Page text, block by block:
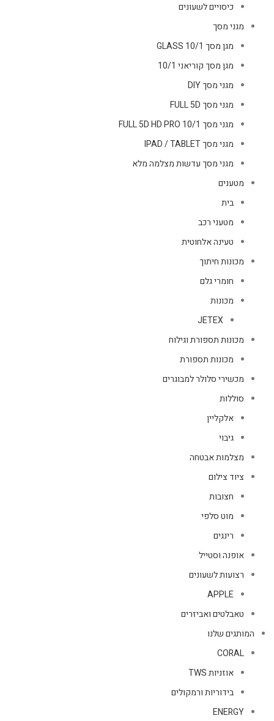
כיסויים לשעונים
מגני מסך
מגן מסך GLASS 10/1
מגן מסך קוריאני 10/1
מגני מסך DIY
מגני מסך FULL 5D
מגני מסך FULL 5D HD PRO 10/1
מגני מסך IPAD / TABLET
מגני מסך עדשות מצלמה מלא
מטענים
בית
מטעני רכב
טעינה אלחוטית
מכונות חיתוך
חומרי גלם
מכונות
JETEX
מכונות תספורת וגילוח
מכונות תספורת
מכשירי סלולר למבוגרים
סוללות
אלקליין
גיבוי
מצלמות אבטחה
ציוד צילום
חצובות
מוט סלפי
רינגים
אופנה וסטייל
רצועות לשעונים
APPLE
טאבלטים ואביזרים
המותגים שלנו
CORAL
אוזניות TWS
בידוריות ורמקולים
ENERGY